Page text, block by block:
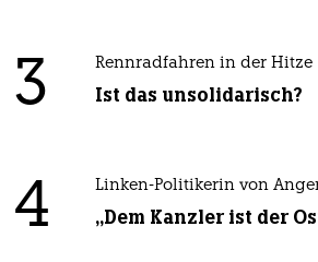
3 Rennradfahren in der Hitze
Ist das unsolidarisch?
4 Linken-Politikerin von
„Dem Kanzler ist der